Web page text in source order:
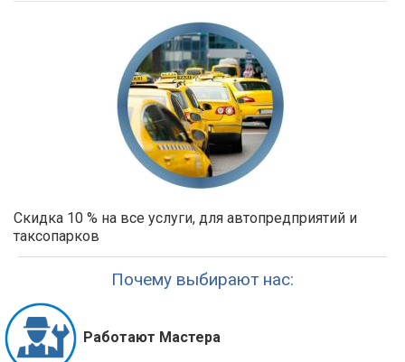
Скидка 10 % на все услуги, для автопредприятий и
таксопарков
Почему выбирают нас:
Работают Мастера